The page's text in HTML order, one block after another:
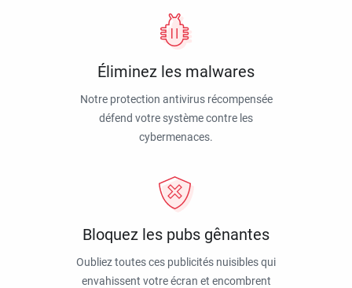
Éliminez les malwares
Notre protection antivirus récompensée
défend votre système contre les
cybermenaces.
Bloquez les pubs gênantes
Oubliez toutes ces publicités nuisibles qui
envahissent votre écran et encombrent